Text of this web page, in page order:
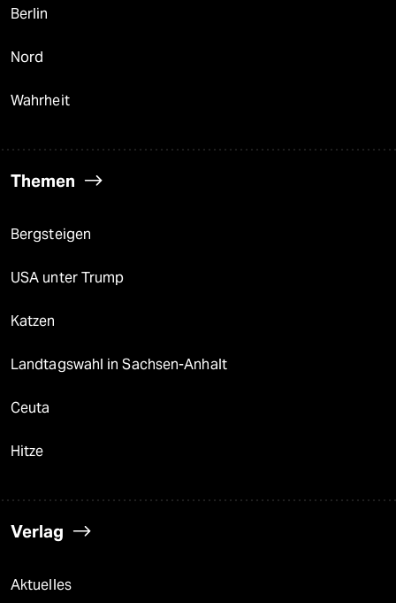
Berlin
Nord
Wahrheit
Themen
Bergsteigen
USA unter Trump
Katzen
Landtagswahl in Sachsen-Anhalt
Ceuta
Hitze
Verlag
Aktuelles